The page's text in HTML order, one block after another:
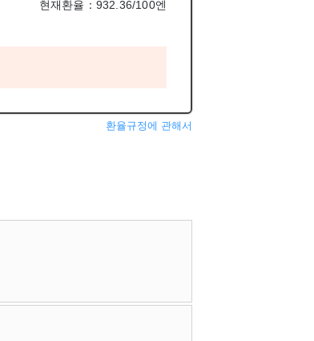
현재환율：932.36/100엔
환율규정에 관해서